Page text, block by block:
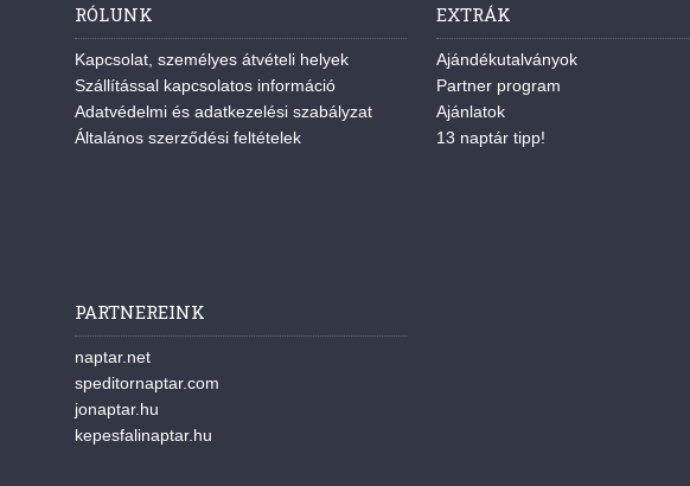
RÓLUNK
Kapcsolat, személyes átvételi helyek
Szállítással kapcsolatos információ
Adatvédelmi és adatkezelési szabályzat
Általános szerződési feltételek
EXTRÁK
Ajándékutalványok
Partner program
Ajánlatok
13 naptár tipp!
PARTNEREINK
naptar.net
speditornaptar.com
jonaptar.hu
kepesfalinaptar.hu